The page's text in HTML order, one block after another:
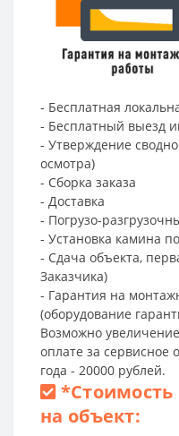
- Бесплатная
- Бесплатный выезд
- Утверждение
осмотра)
- Сборка заказа
- Доставка
- Погрузо-
- Установка камина
- Сдача объекта,
Заказчика)
- Гарантия на
(оборудование
Возможно
оплате за сервисное
года - 20000 рублей.
*
на объект: